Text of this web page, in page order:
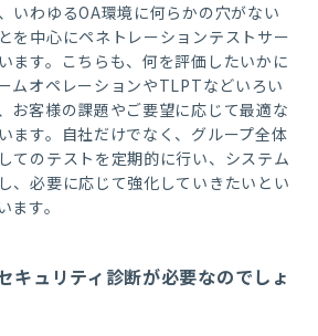
いわゆるOA環境に何らかの穴がない
を中心にペネトレーションテストサー
ます。こちらも、何を評価したいかに
ムオペレーションやTLPTなどいろい
お客様の課題やご要望に応じて最適な
ます。自社だけでなく、グループ全体
てのテストを定期的に行い、システム
、必要に応じて強化していきたいとい
ます。
キュリティ診断が必要なのでしょ